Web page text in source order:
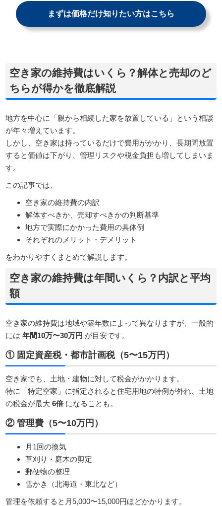
まずは価格だけ知りたい方はこちら
空き家の維持費はいくら？解体と売却のど
ちらが得かを徹底解説
地方を中心に「親から相続した家を放置している」という相談
が年々増えています。
しかし、空き家は持っているだけで費用がかかり、長期間放置
すると価値は下がり、管理リスクや税金負担も増してしまいま
す。
この記事では、
空き家の維持費の内訳
解体すべきか、売却すべきかの判断基準
地方で実際にかかった費用の具体例
それぞれのメリット・デメリット
をわかりやすくまとめて解説します。
空き家の維持費は年間いくら？内訳と平均
額
空き家の維持費は地域や築年数によって異なりますが、一般的
には年間10万〜30万円 が目安です。
① 固定資産税・都市計画税（5〜15万円）
空き家でも、土地・建物に対して税金がかかります。
特に「特定空家」に指定されると住宅用地の特例が外れ、土地
の税金が最大6倍 になることも。
② 管理費（5〜10万円）
月1回の換気
草刈り・庭木の剪定
郵便物の整理
雪かき（北海道・東北など）
管理を依頼すると月5,000〜15,000円ほどかかります。